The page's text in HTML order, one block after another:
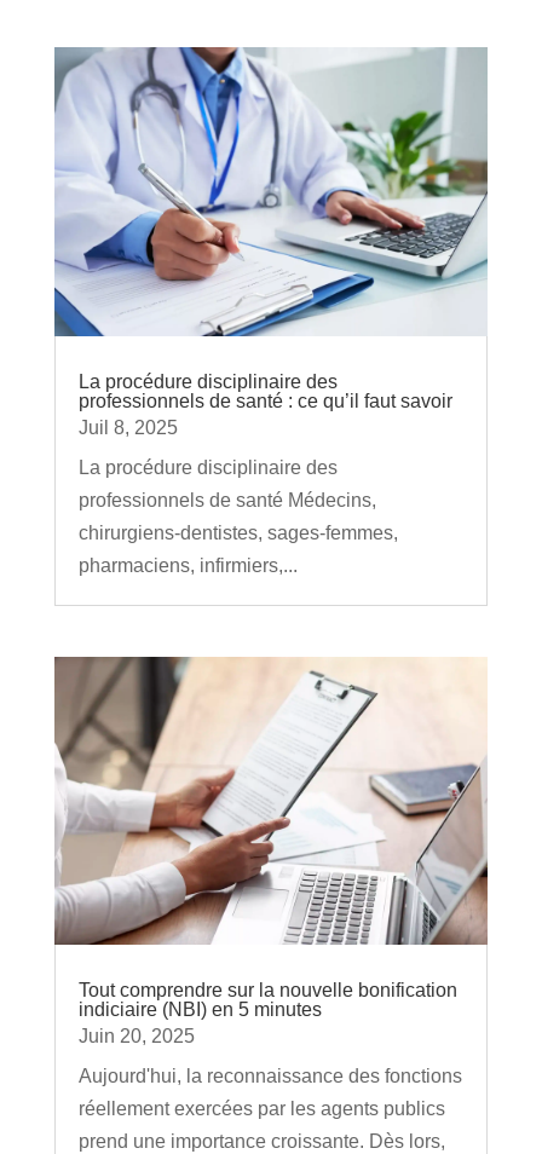
La procédure disciplinaire des
professionnels de santé : ce qu’il faut savoir
Juil 8, 2025
La procédure disciplinaire des
professionnels de santé Médecins,
chirurgiens-dentistes, sages-femmes,
pharmaciens, infirmiers,...
Tout comprendre sur la nouvelle bonification
indiciaire (NBI) en 5 minutes
Juin 20, 2025
Aujourd'hui, la reconnaissance des fonctions
réellement exercées par les agents publics
prend une importance croissante. Dès lors,